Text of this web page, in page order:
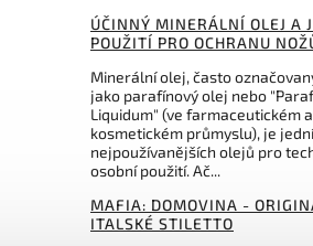
ÚČINNÝ MINERÁLNÍ OLEJ A
POUŽITÍ PRO OCHRANU
Minerální olej, často
jako parafínový olej nebo
Liquidum" (ve farmaceutickém a
kosmetickém průmyslu), je
nejpoužívanějších olejů pro
osobní použití. Ač...
MAFIA: DOMOVINA -
ITALSKÉ STILETTO
3 471
Do košíku